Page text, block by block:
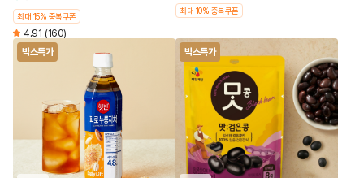
최대 15% 중복쿠폰
4.91 (160)
최대 10% 중복쿠폰
박스특가 박스특가